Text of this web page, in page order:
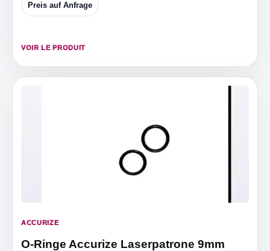
Preis auf Anfrage
VOIR LE PRODUIT
ACCURIZE
O-Ringe Accurize Laserpatrone 9mm